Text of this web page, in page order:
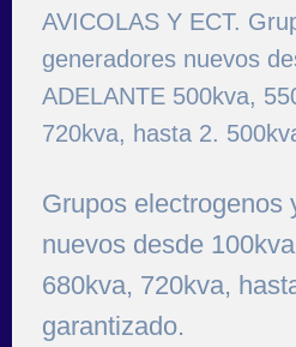
AVICOLAS Y ECT.
generadores nuevos
ADELANTE 500kva,
720kva, hasta 2.
Grupos electrogenos
nuevos desde
680kva, 720kva,
garantizado.